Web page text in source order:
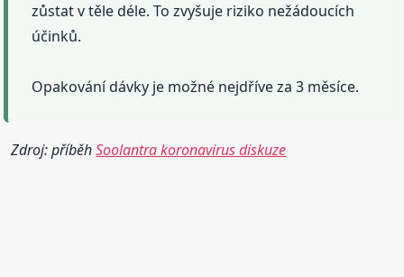
zůstat v těle déle. To zvyšuje riziko nežádoucích
účinků.
Opakování dávky je možné nejdříve za 3 měsíce.
Zdroj: příběhSoolantra koronavirus diskuze